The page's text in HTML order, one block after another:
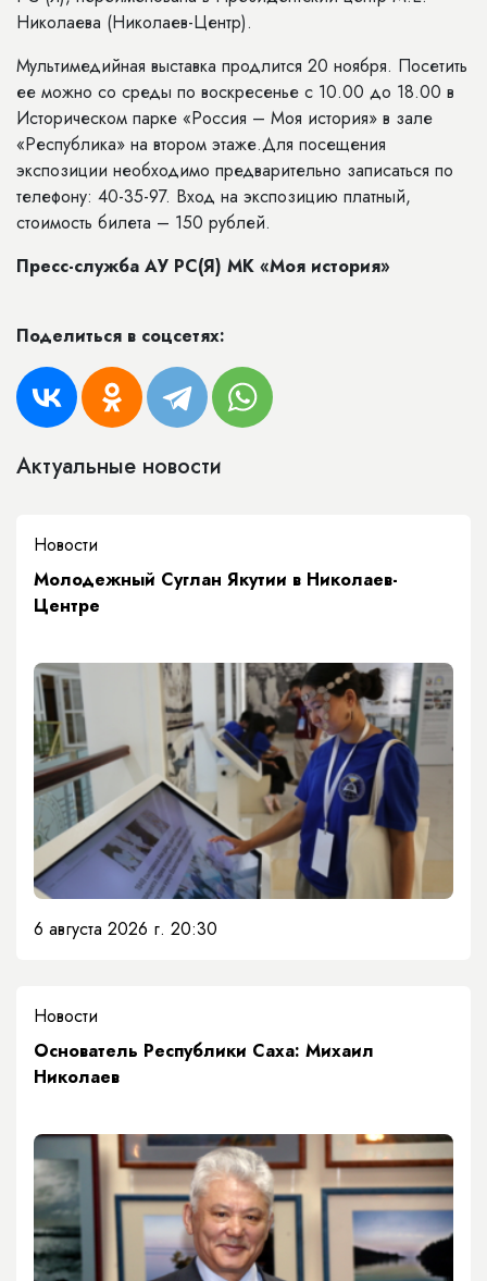
Николаева (Николаев-Центр).
Мультимедийная выставка продлится 20 ноября. Посетить
ее можно со среды по воскресенье с 10.00 до 18.00 в
Историческом парке «Россия – Моя история» в зале
«Республика» на втором этаже.Для посещения
экспозиции необходимо предварительно записаться по
телефону: 40-35-97. Вход на экспозицию платный,
стоимость билета – 150 рублей.
Пресс-служба АУ РС(Я) МК «Моя история»
Поделиться в соцсетях:
Актуальные новости
Новости
Молодежный Суглан Якутии в Николаев-
Центре
6 августа 2026 г. 20:30
Новости
Основатель Республики Саха: Михаил
Николаев